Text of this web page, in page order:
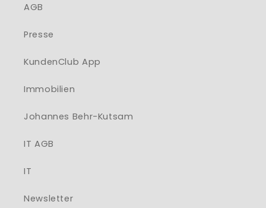
AGB
Presse
KundenClub App
Immobilien
Johannes Behr-Kutsam
IT AGB
IT
Newsletter